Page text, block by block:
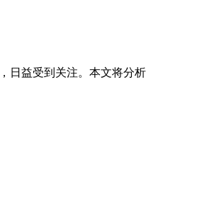
日益受到关注。本文将分析